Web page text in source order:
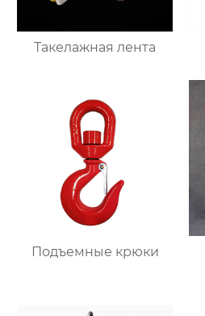
Такелажная лента
Подъемные крюки